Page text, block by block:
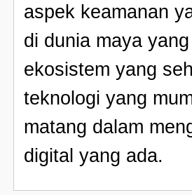
aspek keamanan
di dunia maya
ekosistem yang
teknologi yang
matang dalam
digital yang ada.